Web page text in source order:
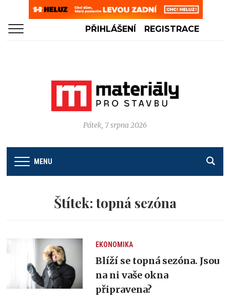
PŘIHLÁŠENÍ REGISTRACE
Pátek, 7 srpna 2026
MENU
Štítek: topná sezóna
EKONOMIKA
Blíží se topná sezóna. Jsou
na ni vaše okna
připravena?